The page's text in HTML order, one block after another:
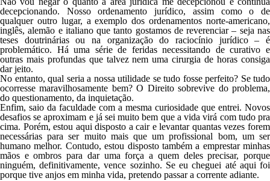
decepcionando. Nosso ordenamento jurídico, assim como o de
qualquer outro lugar, a exemplo dos ordenamentos norte-americano,
inglês, alemão e italiano que tanto gostamos de reverenciar – seja nas
teses doutrinárias ou na organização do raciocínio jurídico – é
problemático. Há uma série de feridas necessitando de curativo e
outras mais profundas que talvez nem uma cirurgia de horas consiga
dar jeito.
No entanto, qual seria a nossa utilidade se tudo fosse perfeito? Se tudo
ocorresse maravilhosamente bem? O Direito sobrevive do problema,
do questionamento, da inquietação.
Enfim, saio da faculdade com a mesma curiosidade que entrei. Novos
desafios se aproximam e já sei muito bem que a vida virá com tudo pra
cima. Porém, estou aqui disposto a cair e levantar quantas vezes forem
necessárias para ser muito mais que um profissional bom, um ser
humano melhor. Contudo, estou disposto também a emprestar minhas
mãos e ombros para dar uma força a quem deles precisar, porque
ninguém, definitivamente, vence sozinho. Se eu cheguei até aqui foi
porque tive anjos em minha vida, pretendo passar a corrente adiante.